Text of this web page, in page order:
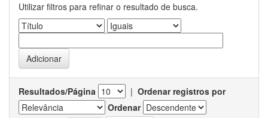
Utilizar filtros para refinar o resultado de busca.
Resultados/Página | Ordenar registros por
Ordenar